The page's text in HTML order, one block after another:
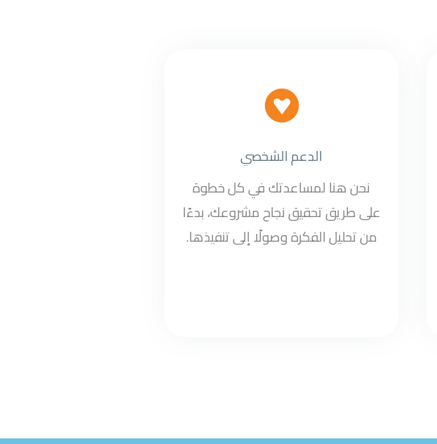
الدعم الشخصي
نحن هنا لمساعدتك في كل خطوة
على طريق تحقيق نجاح مشروعك، بدءًا
من تحليل الفكرة وصولًا إلى تنفيذها.